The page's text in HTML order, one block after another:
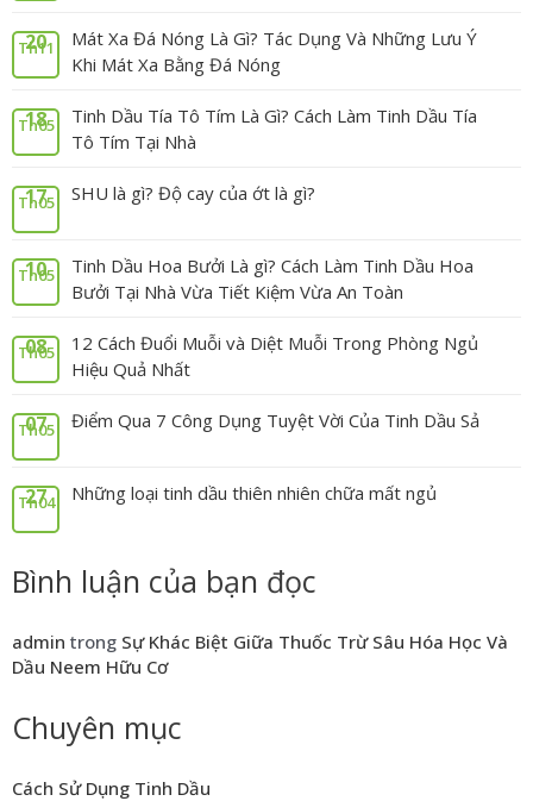
20
Th11
Mát Xa Đá Nóng Là Gì? Tác Dụng Và Những Lưu Ý
Khi Mát Xa Bằng Đá Nóng
18
Th05
Tinh Dầu Tía Tô Tím Là Gì? Cách Làm Tinh Dầu Tía
Tô Tím Tại Nhà
17
Th05 SHU là gì? Độ cay của ớt là gì?
10
Th05
Tinh Dầu Hoa Bưởi Là gì? Cách Làm Tinh Dầu Hoa
Bưởi Tại Nhà Vừa Tiết Kiệm Vừa An Toàn
08
Th05
12 Cách Đuổi Muỗi và Diệt Muỗi Trong Phòng Ngủ
Hiệu Quả Nhất
07
Th05 Điểm Qua 7 Công Dụng Tuyệt Vời Của Tinh Dầu Sả
27
Th04 Những loại tinh dầu thiên nhiên chữa mất ngủ
Bình luận của bạn đọc
admin trong Sự Khác Biệt Giữa Thuốc Trừ Sâu Hóa Học Và
Dầu Neem Hữu Cơ
Chuyên mục
Cách Sử Dụng Tinh Dầu